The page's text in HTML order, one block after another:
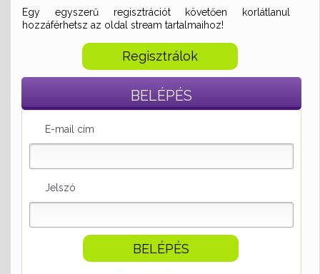
Egy egyszerű regisztrációt követően korlátlanul
hozzáférhetsz az oldal stream tartalmaihoz!
Regisztrálok
BELÉPÉS
E-mail cím
Jelszó